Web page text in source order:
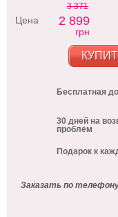
Цена
3 371
2 899
грн
Бесплатная
30 дней на
проблем
Подарок к
Заказать по